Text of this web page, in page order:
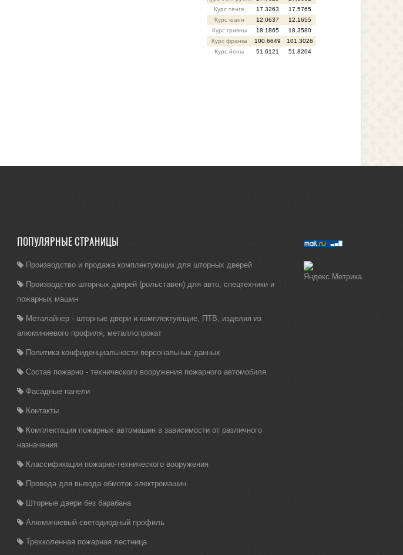
Курс тенге
17.3263
17.5765
Курс юаня
12.0637
12.1655
Курс гривны
18.1865
18.3580
Курс франка
100.6649
101.3026
Курс йены
51.6121 51.8204
ПОПУЛЯРНЫЕ СТРАНИЦЫ
Производство и продажа комплектующих для шторных дверей
Производство шторных дверей (рольставен) для авто, спецтехники и
пожарных машин
Металайнер - шторные двери и комплектующие, ПТВ, изделия из
алюминиевого профиля, металлопрокат
Политика конфиденциальности персональных данных
Состав пожарно - технического вооружения пожарного автомобиля
Фасадные панели
Контакты
Комплектация пожарных автомашин в зависимости от различного
назначения
Классификация пожарно-технического вооружения
Провода для вывода обмоток электромашин
Шторные двери без барабана
Алюминиевый светодиодный профиль
Трехколенная пожарная лестница